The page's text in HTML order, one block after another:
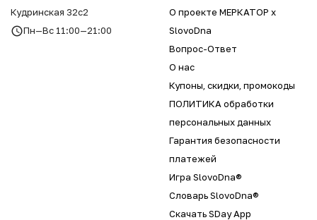
Кудринская 32с2
Пн—Вс 11:00—21:00
О проекте МЕРКАТОР x
SlovoDna
Вопрос-Ответ
О нас
Купоны, скидки, промокоды
ПОЛИТИКА обработки
персональных данных
Гарантия безопасности
платежей
Игра SlovoDna®
Словарь SlovoDna®
Скачать SDay App